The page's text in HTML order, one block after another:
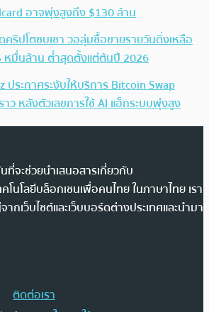
อาจพุ่งสูงถึง $130 ล้าน
คริปโตซบเซา วอลุ่มซื้อขายรายวันดิ่งเหลือ
หมื่นล้าน ต่ำสุดตั้งแต่ต้นปี 2026
ประกาศระงับให้บริการ Bitcoin Swap
าว หลังตัวเลขการใช้ AI แฮ็กระบบพุ่งสูง
จะช่วยนำเสนอสารเกี่ยวกับ
โนโลยีบล็อกเชนเพื่อคนไทย ในภาษาไทย เรา
เว็บไซต์และเว็บบอร์ดต่างประเทศและนำมา
ติดต่อเรา